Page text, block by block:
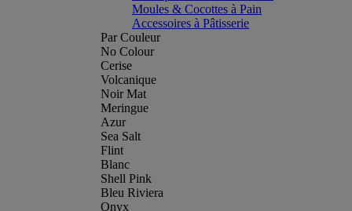
Moules & Cocottes à Pain
Accessoires à Pâtisserie
Par Couleur
No Colour
Cerise
Volcanique
Noir Mat
Meringue
Azur
Sea Salt
Flint
Blanc
Shell Pink
Bleu Riviera
Onyx